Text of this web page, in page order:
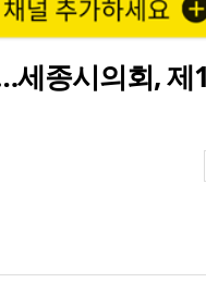
세종시의회, 제